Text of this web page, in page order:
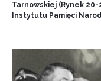
Tarnowskiej (Rynek
Instytutu Pamięci